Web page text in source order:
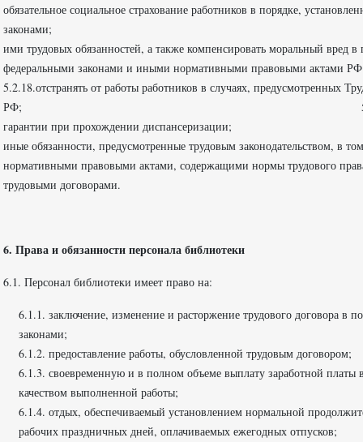
обязательное социальное страхование работников в порядке,
законами; 5.2.17. возмещать вред,
ими трудовых обязанностей, а также компенсировать моральный вред
федеральными законами и
5.2.18.отстранять от работы работников в случаях,
РФ; 5.2.19. предоставлять
гарантии при прохождении
иные обязанности, предусмотренные трудовым законодательством, в
нормативными правовыми актами, содержащими нормы трудового
трудовыми договорами.
6. Права и обязанности персонала библиотеки
6.1. Персонал библиотеки имеет право на:
6.1.1. заключение, изменение и расторжение трудового договора
законами;
6.1.2. предоставление работы, обусловленной трудовым договором;
6.1.3. своевременную и в полном объеме выплату заработной платы
качеством выполненной работы;
6.1.4. отдых, обеспечиваемый установлением нормальной
рабочих праздничных дней, оплачиваемых ежегодных отпусков;